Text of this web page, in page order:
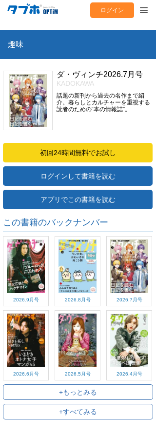
ログイン
趣味
ダ・ヴィンチ2026.7月号
KADOKAWA
話題の新刊から過去の名作まで紹
介。暮らしとカルチャーを重視する
読者のための“本の情報誌”。
初回24時間無料でお試し
ログインして書籍を読む
アプリでこの書籍を読む
この書籍のバックナンバー
2026.9月号 2026.8月号 2026.7月号
2026.6月号 2026.5月号 2026.4月号
+もっとみる
+すべてみる